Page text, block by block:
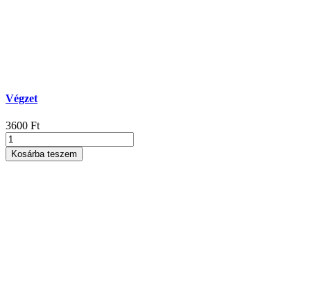
Végzet
3600 Ft
Végzet
mennyiség
Kosárba teszem